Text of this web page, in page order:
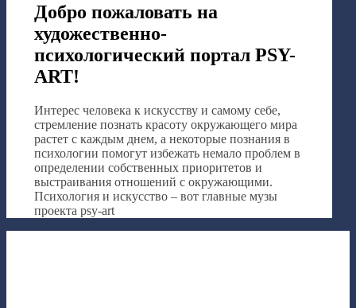
Добро пожаловать на
художественно-
психологический портал PSY-
ART!
Интерес человека к искусству и самому себе,
стремление познать красоту окружающего мира
растет с каждым днем, а некоторые познания в
психологии помогут избежать немало проблем в
определении собственных приоритетов и
выстраивания отношений с окружающими.
Психология и искусство – вот главные музы
проекта psy-art